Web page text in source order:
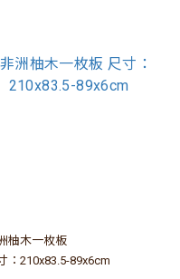
柚木一枚板
：210x83.5-89x6cm